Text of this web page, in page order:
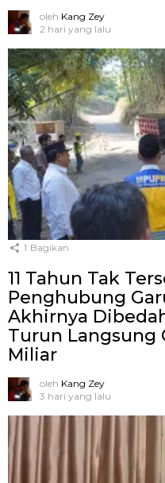
oleh Kang Zey
2 hari yang lalu
1 Bagikan
11 Tahun Tak
Penghubung
Akhirnya
Turun Langsung
Miliar
oleh Kang Zey
3 hari yang lalu